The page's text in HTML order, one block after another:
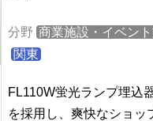
分野 商業施設・イベン
関東
FL110W蛍光ランプ埋込
を採用し、爽快なショッ